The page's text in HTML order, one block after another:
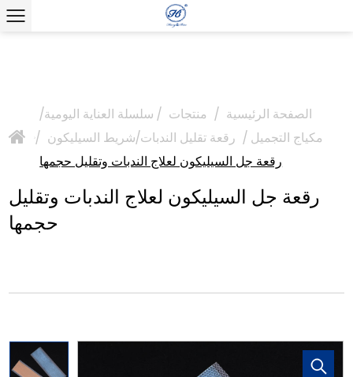
>
الصفحة الرئيسية / منتجات / سلسلة العناية اليومية/
مكياج التجميل / رقعة تقليل الندبات/شريط السيليكون /
رقعة جل السيليكون لعلاج الندبات وتقليل حجمها
رقعة جل السيليكون لعلاج الندبات وتقليل
حجمها